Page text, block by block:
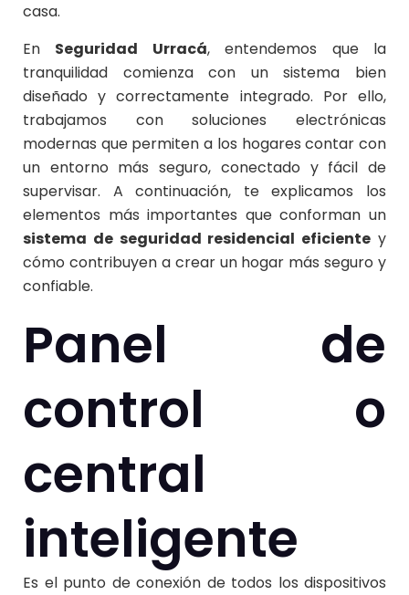
casa.
En Seguridad Urracá, entendemos que la
tranquilidad comienza con un sistema bien
diseñado y correctamente integrado. Por ello,
trabajamos con soluciones electrónicas
modernas que permiten a los hogares contar con
un entorno más seguro, conectado y fácil de
supervisar. A continuación, te explicamos los
elementos más importantes que conforman un
sistema de seguridad residencial eficiente y
cómo contribuyen a crear un hogar más seguro y
confiable.
Panel de
control o
central
inteligente
Es el punto de conexión de todos los dispositivos